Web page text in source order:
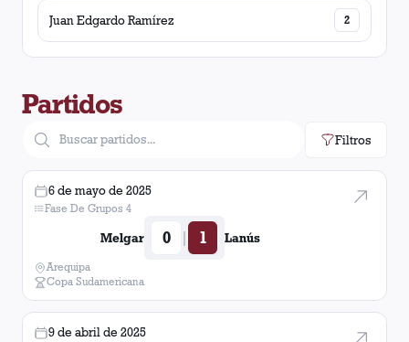
Juan Edgardo Ramírez 2
Partidos
Filtros
6 de mayo de 2025
Fase De Grupos 4
Melgar 0 | 1 Lanús
Arequipa
Copa Sudamericana
9 de abril de 2025